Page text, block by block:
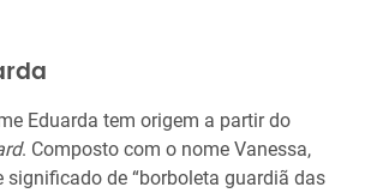
Eduarda tem origem a partir do
. Composto com o nome Vanessa,
significado de “borboleta guardiã das